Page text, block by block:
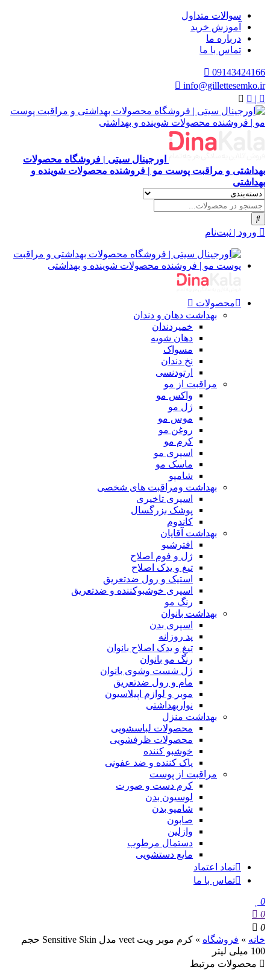
سوالات متداول
آموزش خرید
درباره ما
تماس با ما
09143424166
info@gillettesemko.ir
|
اورجینال سیتی | فروشگاه محصولات
بهداشتی و مراقبت پوست مو | فروشنده محصولات شوینده و
بهداشتی
ورود | ثبت‌نام
محصولات
بهداشت دهان و دندان
خمیردندان
دهان شویه
مسواک
نخ دندان
ارتودنسی
مراقبت از مو
واکس مو
ژل مو
موس مو
روغن مو
کرم مو
اسپری مو
ماسک مو
شامپو
بهداشت ومراقبت های شخصی
اسپری تاخیری
پوشک بزرگسال
کاندوم
بهداشت آقایان
افترشیو
ژل و فوم اصلاح
تیغ و یدک اصلاح
استیک و رول ضدتعریق
اسپری خوشبوکننده و ضدتعریق
رنگ مو
بهداشت بانوان
اسپری بدن
پد روزانه
تیغ و یدک اصلاح بانوان
رنگ مو بانوان
ژل شست وشوی بانوان
مام و رول ضدتعریق
موبر و لوازم اپیلاسیون
نواربهداشتی
بهداشت منزل
محصولات لباسشویی
محصولات ظرفشویی
خوشبو کننده
پاک کننده و ضد عفونی
مراقبت از پوست
کرم دست و صورت
لوسیون بدن
شامپو بدن
صابون
وازلین
دستمال مرطوب
مایع دستشویی
نماد اعتماد
تماس با ما
0
0
0
خانه » فروشگاه »
کرم موبر ویت veet مدل Sensitive Skin حجم
100 میلی لیتر
محصولات مرتبط